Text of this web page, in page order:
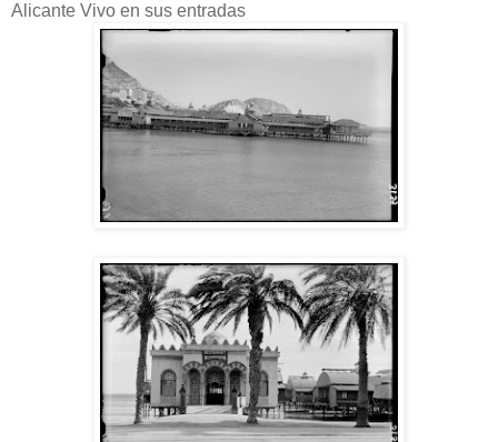
Alicante Vivo en sus entradas